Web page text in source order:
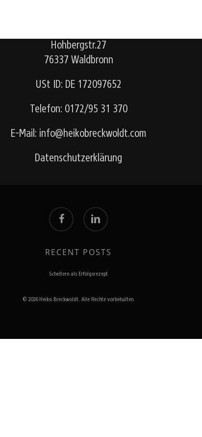
Hohbergstr.27
76337 Waldbronn
USt ID: DE 172097652
Telefon: 0172/95 31 370
E-Mail: info@heikobreckwoldt.com
Datenschutzerklärung
facebook linkedin
RECENT POSTS
Scheitern als Erfolgsrezept
© 2026 Heiko Breckwoldt. Alle Rechte vorbehalten.